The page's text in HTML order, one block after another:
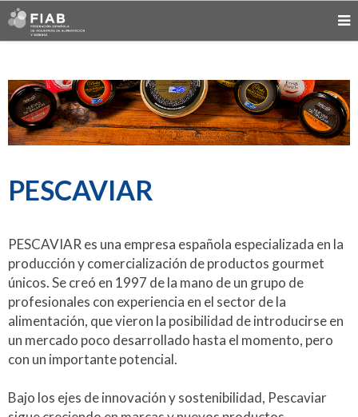
PESCAVIAR
PESCAVIAR es una empresa española especializada en la
producción y comercialización de productos gourmet
únicos. Se creó en 1997 de la mano de un grupo de
profesionales con experiencia en el sector de la
alimentación, que vieron la posibilidad de introducirse en
un mercado poco desarrollado hasta el momento, pero
con un importante potencial.
Bajo los ejes de innovación y sostenibilidad, Pescaviar